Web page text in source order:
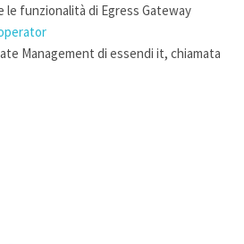
le funzionalità di Egress Gateway
Management di essendi it, chiamata